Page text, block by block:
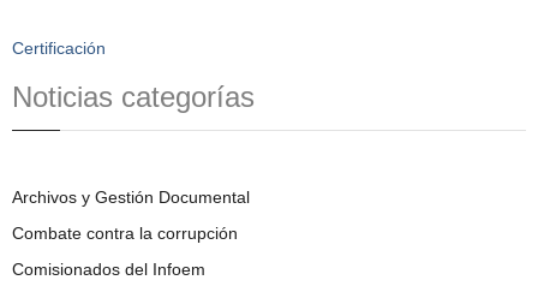
Certificación
Noticias categorías
Archivos y Gestión Documental
Combate contra la corrupción
Comisionados del Infoem